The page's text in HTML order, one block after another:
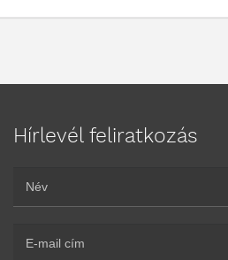
Hírlevél feliratkozás